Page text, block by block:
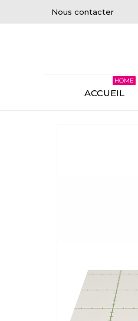
Nous contacter
ACCUEIL
HOME